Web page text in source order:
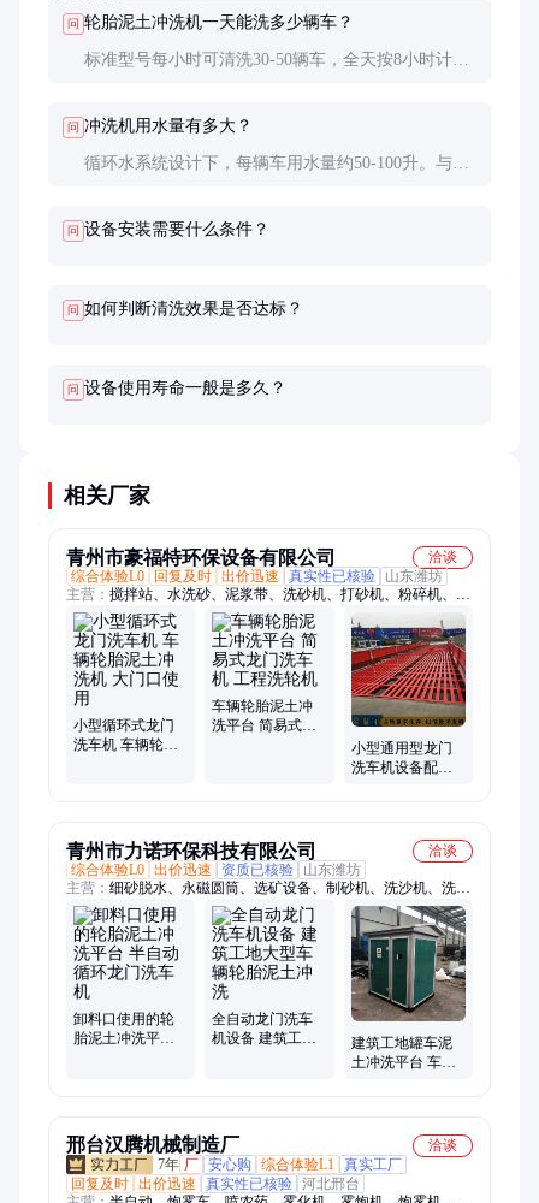
问 轮胎泥土冲洗机一天能洗多少辆车？
标准型号每小时可清洗30-50辆车，全天按8小时计算
问 冲洗机用水量有多大？
循环水系统设计下，每辆车用水量约50-100升。与传
问 设备安装需要什么条件？
问 如何判断清洗效果是否达标？
问 设备使用寿命一般是多久？
相关厂家
青州市豪福特环保设备有限公司
洽谈
综合体验L0
回复及时 出价迅速 真实性已核验
山东潍坊
主营： 搅拌站、水洗砂、泥浆带、洗砂机、打砂机、粉碎机、分
离机、磁选机、回收机、洗石机、制砂机、洗沙机、压滤机、砂
石分、旋流器、水洗轮、砂设备、振动筛、强磁辊、除铁器、钢
结构
小型循环式龙门
洗车机 车辆轮胎
车辆轮胎泥土冲
洗平台 简易式龙
小型通用型龙门
洗车机设备配置
青州市力诺环保科技有限公司
洽谈
综合体验L0 出价迅速 资质已核验
山东潍坊
主营： 细砂脱水、永磁圆筒、选矿设备、制砂机、洗沙机、洗砂
机、砂回收机、湿式磁选机、细沙回收机、砂石分离机、泥石分
离机、回收脱水机、砂回收一体机、螺旋洗砂、振动沙石分、水
轮式洗沙、定制河卵石、砂回收装置、湿式磁选设备、沙石分离
设备、滚筒砂石分离、砂石分离设备
卸料口使用的轮
胎泥土冲洗平台
全自动龙门洗车
机设备 建筑工地
建筑工地罐车泥
土冲洗平台 车辆
邢台汉腾机械制造厂
洽谈
7年 厂 安心购 综合体验L1
真实工厂
回复及时 出价迅速 真实性已核验 河北邢台